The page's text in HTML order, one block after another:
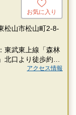
お気に入り
松山市松山町2-8-
東武東上線「森林
北口より徒歩約15
アクセス情報